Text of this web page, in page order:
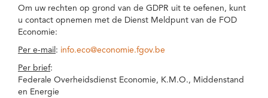
Om uw rechten op grond van de GDPR uit te oefenen, kunt
u contact opnemen met de Dienst Meldpunt van de FOD
Economie:
Per e-mail : info.eco@economie.fgov.be
Per brief:
Federale Overheidsdienst Economie, K.M.O., Middenstand
en Energie